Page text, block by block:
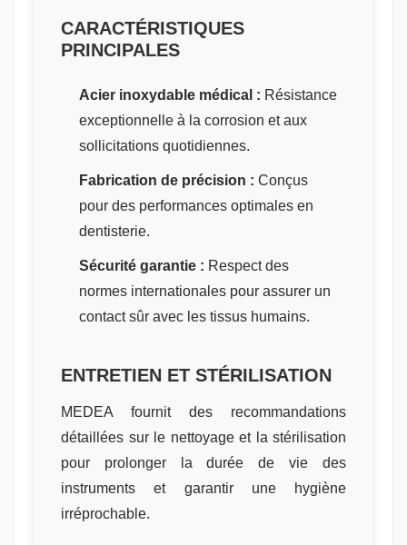
CARACTÉRISTIQUES
PRINCIPALES
Acier inoxydable médical : Résistance
exceptionnelle à la corrosion et aux
sollicitations quotidiennes.
Fabrication de précision : Conçus
pour des performances optimales en
dentisterie.
Sécurité garantie : Respect des
normes internationales pour assurer un
contact sûr avec les tissus humains.
ENTRETIEN ET STÉRILISATION
MEDEA fournit des recommandations
détaillées sur le nettoyage et la stérilisation
pour prolonger la durée de vie des
instruments et garantir une hygiène
irréprochable.